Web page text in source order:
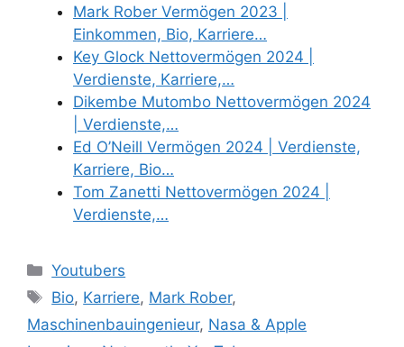
Mark Rober Vermögen 2023 |
Einkommen, Bio, Karriere…
Key Glock Nettovermögen 2024 |
Verdienste, Karriere,…
Dikembe Mutombo Nettovermögen 2024
| Verdienste,…
Ed O’Neill Vermögen 2024 | Verdienste,
Karriere, Bio…
Tom Zanetti Nettovermögen 2024 |
Verdienste,…
Categories
Youtubers
Tags
Bio, Karriere, Mark Rober,
Maschinenbauingenieur, Nasa & Apple